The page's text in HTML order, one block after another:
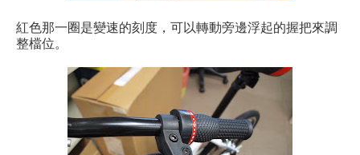
紅色那一圈是變速的刻度，可以轉動旁邊浮起的握把來調
整檔位。